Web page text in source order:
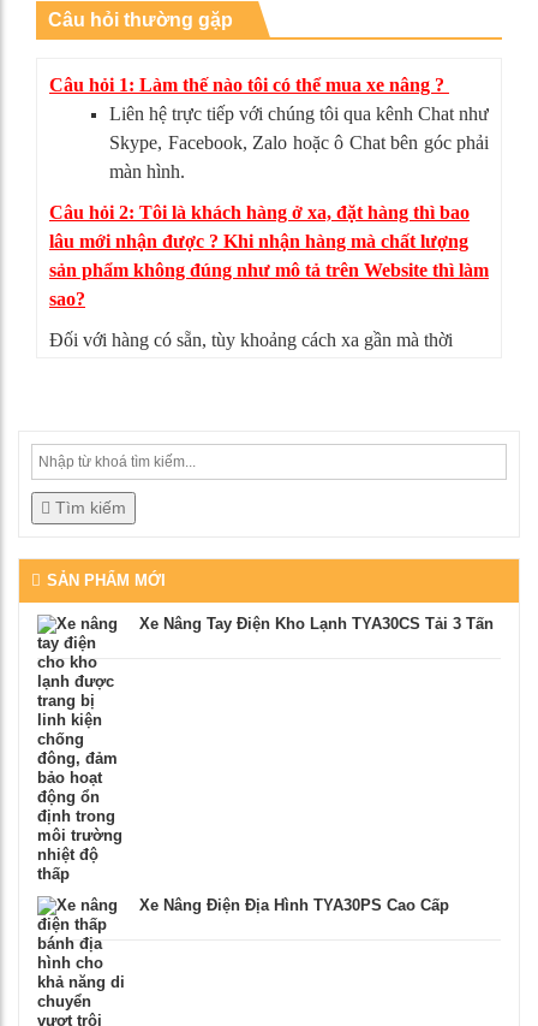
Câu hỏi thường gặp
Câu hỏi 1: Làm thế nào tôi có thể mua xe nâng ?
Liên hệ trực tiếp với chúng tôi qua kênh Chat như
Skype, Facebook, Zalo hoặc ô Chat bên góc phải
màn hình.
Câu hỏi 2: Tôi là khách hàng ở xa, đặt hàng thì bao
lâu mới nhận được ? Khi nhận hàng mà chất lượng
sản phẩm không đúng như mô tả trên Website thì làm
sao?
Đối với hàng có sẵn, tùy khoảng cách xa gần mà thời
Tìm kiếm
SẢN PHẨM MỚI
Xe Nâng Tay Điện Kho Lạnh TYA30CS Tải 3 Tấn
Xe Nâng Điện Địa Hình TYA30PS Cao Cấp